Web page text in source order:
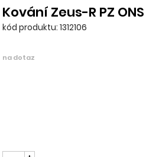
Kování Zeus-R PZ ONS
kód produktu: 1312106
na dotaz